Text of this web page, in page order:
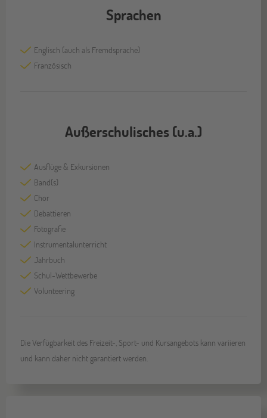
Sprachen
Englisch (auch als Fremdsprache)
Französisch
Außerschulisches (u.a.)
Ausflüge & Exkursionen
Band(s)
Chor
Debattieren
Fotografie
Instrumentalunterricht
Jahrbuch
Schul-Wettbewerbe
Volunteering
Die Verfügbarkeit des Freizeit-, Sport- und Kursangebots kann variieren
und kann daher nicht garantiert werden.